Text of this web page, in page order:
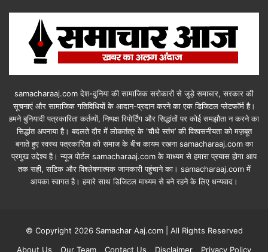
samacharaaj.com देश-दुनिया की सामाजिक सरोकारों से जुड़े समाचार, सरकार की
सूचनाएं और सामाजिक गतिविधियाें के आदान-प्रदान करने का एक डिजिटल प्लेटफॉर्म है।
हमने बुनियादी पत्रकारिता कर्तव्यों, निष्पक्ष रिपोर्टिंग और सिद्धांतों पर कोई समझौता न करने का
सिद्धांत अपनाया है। बदलते दौर में लोकतंत्र के ‘चौथे स्तंभ’ की विश्वसनीयता को मज़बूत
बनाते हुए स्वस्थ पत्रकारिता को समाज के बीच कायम रखना samacharaaj.com का
प्रमुख उद्देश्य है। न्यूज पोर्टल samacharaaj.com के माध्यम से हमारा प्रयास होगा आप
तक सही, सटिक और विश्लेषणात्मक जानकारी पहुंचाने का। samacharaaj.com में
आपका स्‍वागत है। हमारे साथ डिजिटल माध्‍यम से बने रहने के लिए धन्‍यवाद।
© Copyright 2026 Samachar Aaj.com | All Rights Reserved
About Us
Our Team Contact Us Disclaimer Privacy Policy